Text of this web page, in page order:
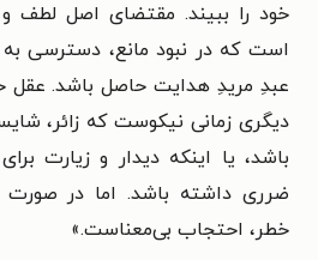
خود را ببیند. مقتضای اصل لطف
است که در نبود مانع، دسترسی به
عبدِ مریدِ هدایت حاصل باشد. عقل
دیگری زمانی نیکوست که زائر،
باشد، یا اینکه دیدار و زیارت
ضرری داشته باشد. اما در صورت
خطر، احتجاب بی‌معناست.»